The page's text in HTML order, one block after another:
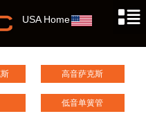
USA Home
高音萨克斯
低音单簧管